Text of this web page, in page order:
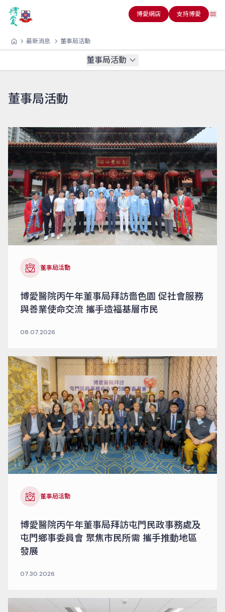
博愛網店 支持博愛
最新消息 董事局活動
董事局活動
董事局活動
董事局活動
博愛醫院丙午年董事局拜訪嗇色園 促社會服務
與善業使命交流 攜手造福基層市民
08.07.2026
董事局活動
博愛醫院丙午年董事局拜訪屯門民政事務處及
屯門鄉事委員會 聚焦市民所需 攜手推動地區
發展
07.30.2026